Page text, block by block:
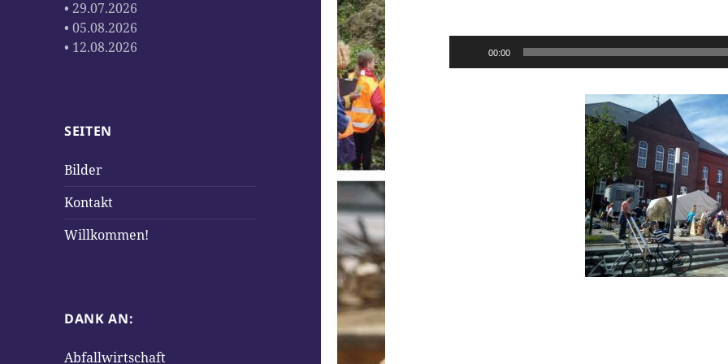
• 29.07.2026
• 05.08.2026
• 12.08.2026
SEITEN
Bilder
Kontakt
Willkommen!
DANK AN:
Abfallwirtschaft
Audio-
Player
00:00